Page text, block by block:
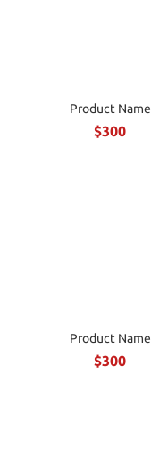
Product Name
$300
Product Name
$300